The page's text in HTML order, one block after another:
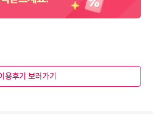
용후기 보러가기